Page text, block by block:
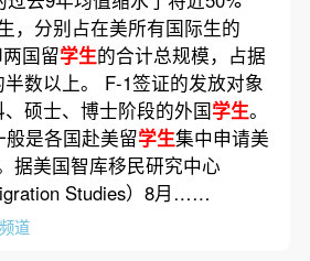
分别占在美所有国际生的
国留学生的合计总规模，占据
半数以上。 F-1签证的发放对象
硕士、博士阶段的外国学生。
是各国赴美留学生集中申请美
据美国智库移民研究中心
Studies）8月……
道